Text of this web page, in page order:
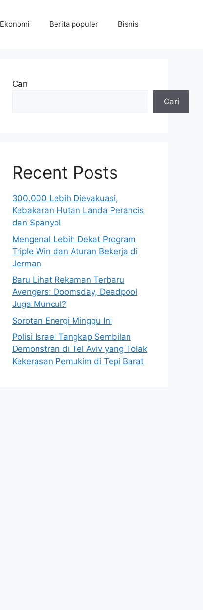
Ekonomi Berita populer Bisnis
Cari
Cari
Recent Posts
300.000 Lebih Dievakuasi,
Kebakaran Hutan Landa Perancis
dan Spanyol
Mengenal Lebih Dekat Program
Triple Win dan Aturan Bekerja di
Jerman
Baru Lihat Rekaman Terbaru
Avengers: Doomsday, Deadpool
Juga Muncul?
Sorotan Energi Minggu Ini
Polisi Israel Tangkap Sembilan
Demonstran di Tel Aviv yang Tolak
Kekerasan Pemukim di Tepi Barat